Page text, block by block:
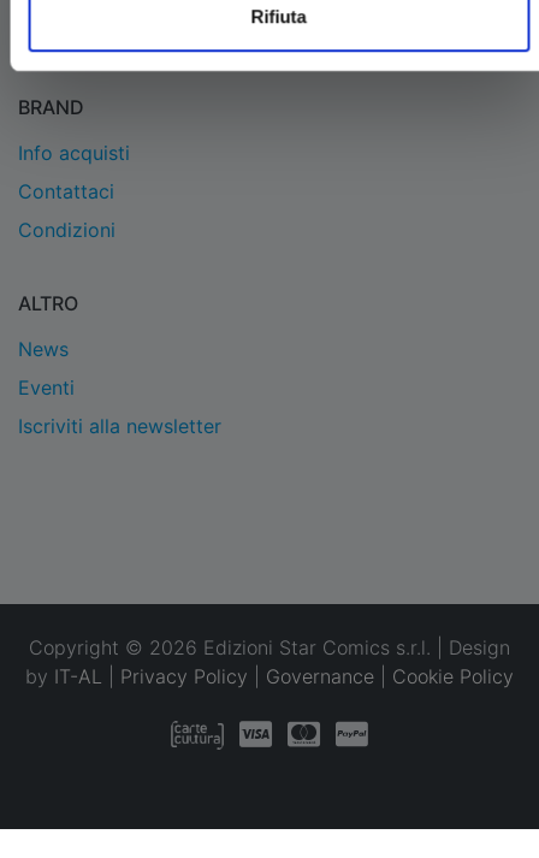
Rifiuta
BRAND
Info acquisti
Contattaci
Condizioni
ALTRO
News
Eventi
Iscriviti alla newsletter
Copyright © 2026 Edizioni Star Comics s.r.l. | Design
by IT-AL Privacy Policy Governance Cookie Policy